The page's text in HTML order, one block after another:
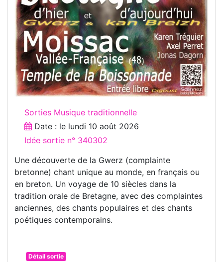
Sorties Musique traditionnelle
Date : le lundi 10 août 2026
Idée sortie n° 340302
Une découverte de la Gwerz (complainte
bretonne) chant unique au monde, en français ou
en breton. Un voyage de 10 siècles dans la
tradition orale de Bretagne, avec des complaintes
anciennes, des chants populaires et des chants
poétiques contemporains.
Détail sortie